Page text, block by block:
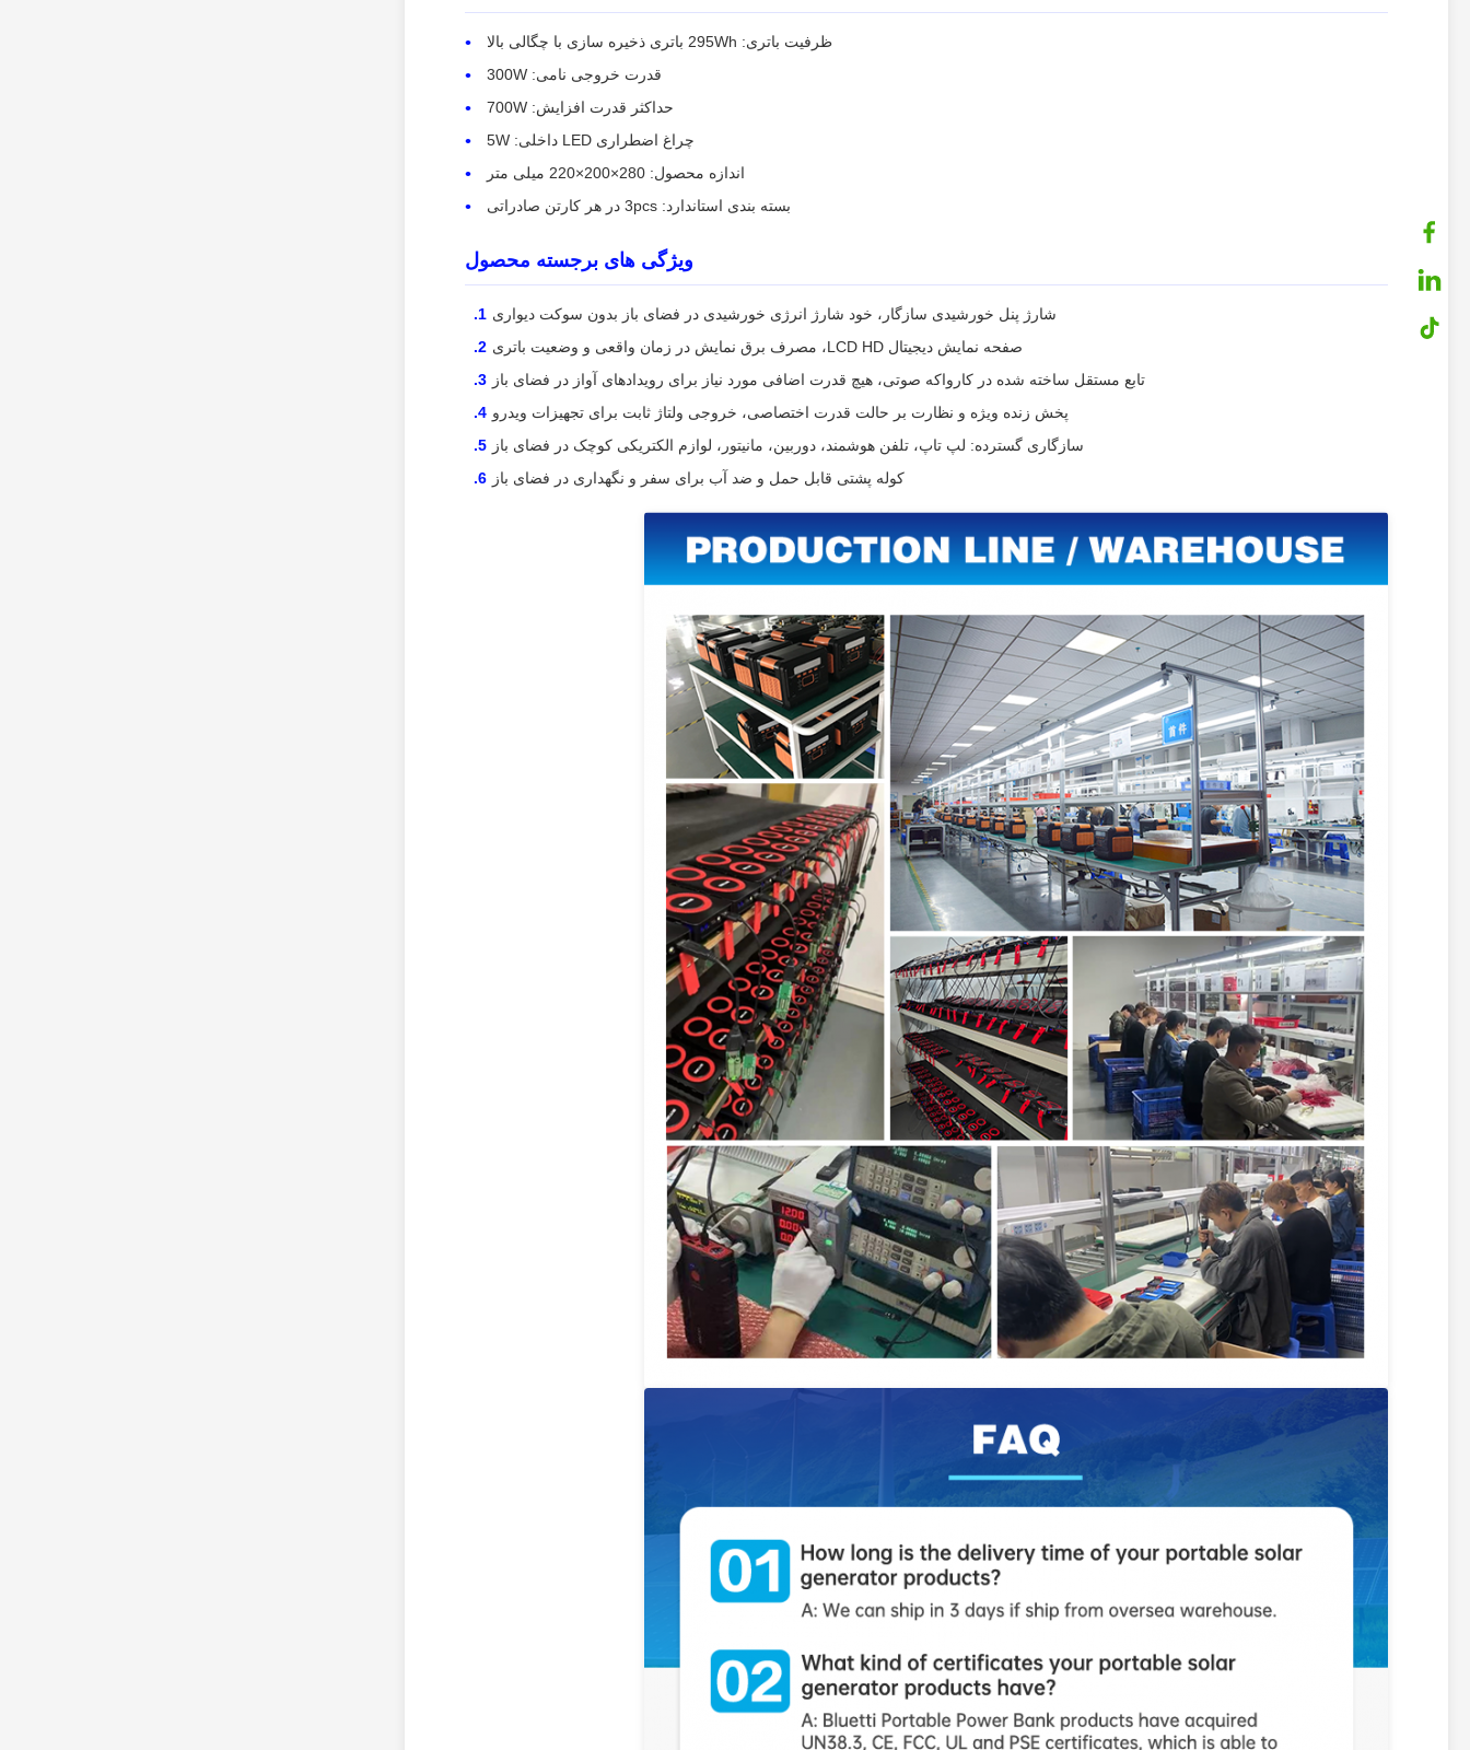
ظرفیت باتری: 295Wh باتری ذخیره سازی با چگالی بالا
قدرت خروجی نامی: 300W
حداکثر قدرت افزایش: 700W
چراغ اضطراری LED داخلی: 5W
اندازه محصول: 280×200×220 میلی متر
بسته بندی استاندارد: 3pcs در هر کارتن صادراتی
ویژگی های برجسته محصول
شارژ پنل خورشیدی سازگار، خود شارژ انرژی خورشیدی در فضای باز بدون سوکت دیواری
صفحه نمایش دیجیتال LCD HD، مصرف برق نمایش در زمان واقعی و وضعیت باتری
تابع مستقل ساخته شده در کارواکه صوتی، هیچ قدرت اضافی مورد نیاز برای رویدادهای آواز در فضای باز
پخش زنده ویژه و نظارت بر حالت قدرت اختصاصی، خروجی ولتاژ ثابت برای تجهیزات ویدرو
سازگاری گسترده: لپ تاپ، تلفن هوشمند، دوربین، مانیتور، لوازم الکتریکی کوچک در فضای باز
کوله پشتی قابل حمل و ضد آب برای سفر و نگهداری در فضای باز